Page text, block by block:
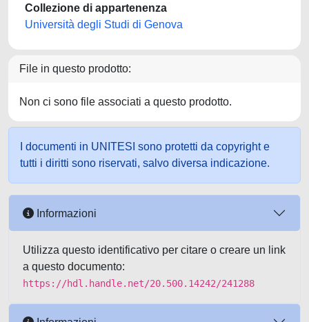
Collezione di appartenenza
Università degli Studi di Genova
File in questo prodotto:
Non ci sono file associati a questo prodotto.
I documenti in UNITESI sono protetti da copyright e
tutti i diritti sono riservati, salvo diversa indicazione.
Informazioni
Utilizza questo identificativo per citare o creare un link
a questo documento:
https://hdl.handle.net/20.500.14242/241288